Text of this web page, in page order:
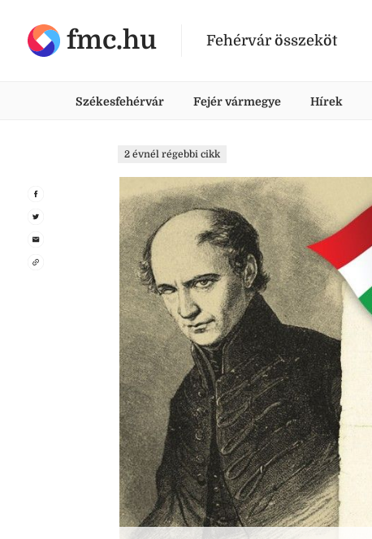
fmc.hu Fehérvár összeköt
Székesfehérvár Fejér vármegye Hírek
2 évnél régebbi cikk